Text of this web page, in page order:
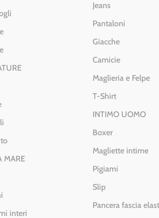
MARE
interi
Jeans
Pantaloni
Giacche
Camicie
Maglieria e Felpe
T-Shirt
INTIMO UOMO
Boxer
Magliette intime
Pigiami
Slip
Pancera fascia